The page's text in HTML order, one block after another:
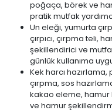
poğaça, börek ve
pratik mutfak
Un eleği, yumurta
çırpıcı, çırpma teli,
şekillendirici ve
günlük kullanıma
Kek harcı hazırlama,
çırpma, sos
kakao eleme, hamur
ve hamur